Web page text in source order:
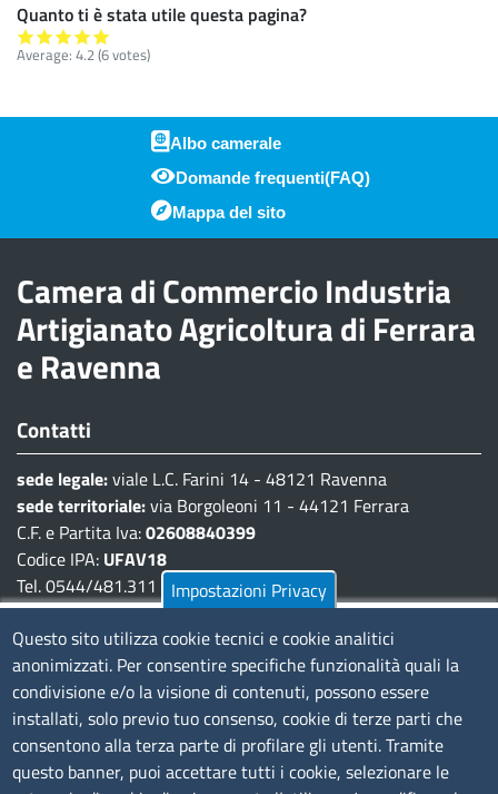
Quanto ti è stata utile questa pagina?
Average: 4.2(6votes)
Piè di pagina
Albo camerale
Domande frequenti(FAQ)
Mappa del sito
Camera di Commercio Industria
Artigianato Agricoltura di Ferrara
e Ravenna
Contatti
sede legale:viale L.C. Farini 14 - 48121 Ravenna
sede territoriale:via Borgoleoni 11 - 44121 Ferrara
C.F. e Partita Iva:02608840399
Codice IPA: UFAV18
Tel. 0544/481.311 - 0532/783.711
Pec:cciaa@pec.fera.camcom.it
Amministrazione Trasparente
Bandi di gara
Bilanci
Concorsi e selezioni
Impostazioni Privacy
Questo sito utilizza cookie tecnici e cookie analitici
anonimizzati. Per consentire specifiche funzionalità quali la
condivisione e/o la visione di contenuti, possono essere
installati, solo previo tuo consenso, cookie di terze parti che
consentono alla terza parte di profilare gli utenti. Tramite
questo banner, puoi accettare tutti i cookie, selezionare le